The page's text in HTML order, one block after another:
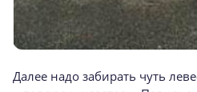
Далее надо забирать чуть